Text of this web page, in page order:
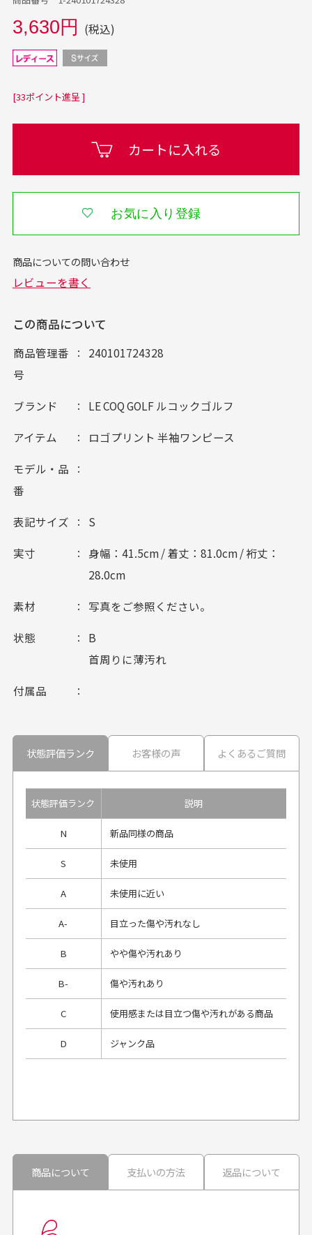
3,630円 (税込)
[33ポイント進呈 ]
カートに入れる
お気に入り登録
この商品について
商品管理番
号
240101724328
ブランド LE COQ GOLF ルコックゴルフ
アイテム ロゴプリント 半袖ワンピース
モデル・品
番
表記サイズ S
実寸
身幅：41.5cm / 着丈：81.0cm / 裄丈：
28.0cm
素材 写真をご参照ください。
状態
B
首周りに薄汚れ
付属品
状態評価ランク お客様の声 よくあるご質問
状態評価ランク 説明
N 新品同様の商品
S 未使用
A 未使用に近い
A- 目立った傷や汚れなし
B やや傷や汚れあり
B- 傷や汚れあり
C 使用感または目立つ傷や汚れがある商品
D ジャンク品
良かった！
30代男性
商品について 支払いの方法 返品について